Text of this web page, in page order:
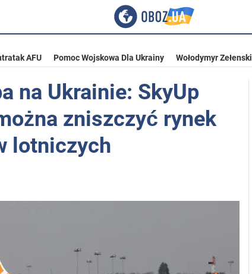
AFU Pomoc Wojskowa Dla Ukrainy Wołodymyr Zełenski
na Ukrainie: SkyUp
zniszczyć rynek
lotniczych